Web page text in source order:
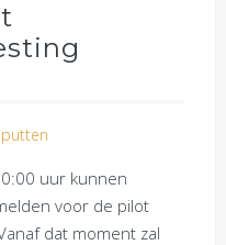
uur kunnen
voor de pilot
dat moment zal